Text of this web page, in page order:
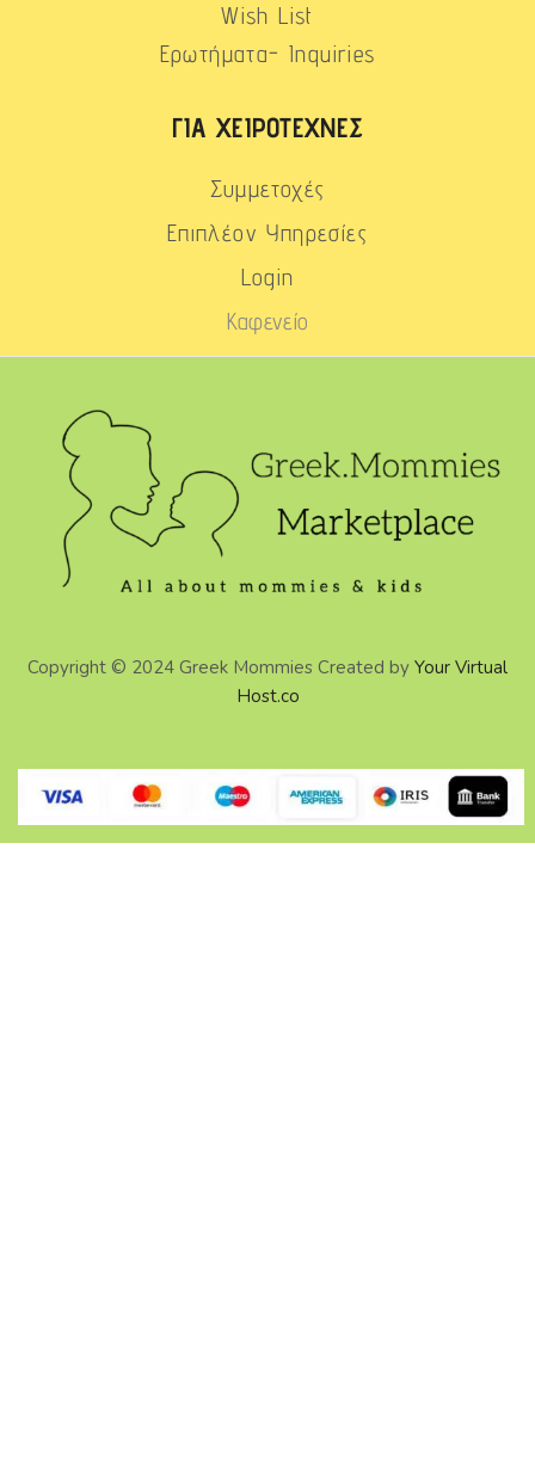
Wish List
Ερωτήματα- Inquiries
ΓΙΑ ΧΕΙΡΟΤΈΧΝΕΣ
Συμμετοχές
Επιπλέον Υπηρεσίες
Login
Καφενείο
Copyright © 2024 Greek Mommies Created by Your Virtual
Host.co